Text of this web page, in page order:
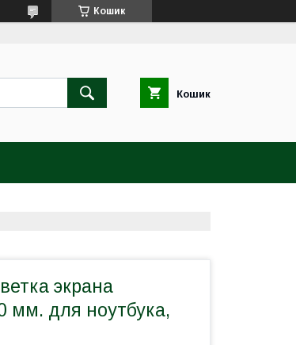
Кошик
Кошик
экрана
мм. для ноутбука,